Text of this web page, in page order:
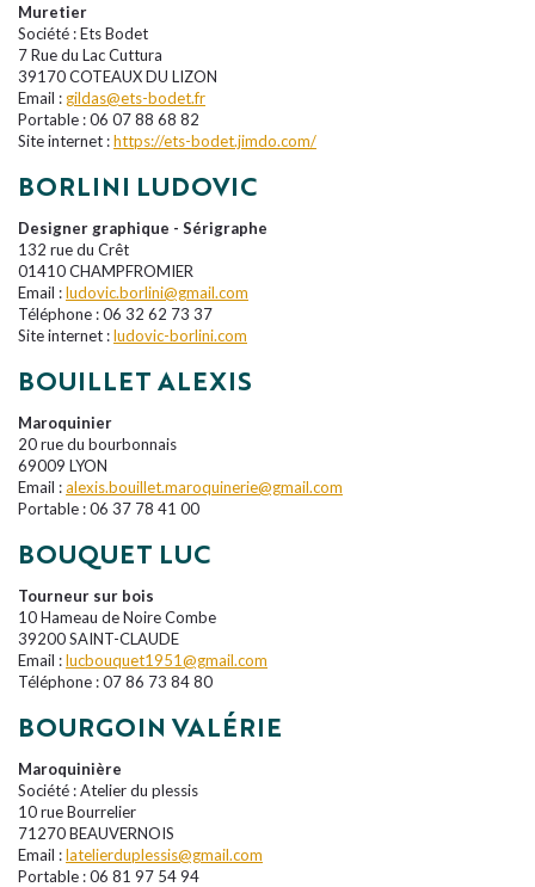
Muretier
Société : Ets Bodet
7 Rue du Lac Cuttura
39170 COTEAUX DU LIZON
Email : gildas@ets-bodet.fr
Portable : 06 07 88 68 82
Site internet :https://ets-bodet.jimdo.com/
BORLINI LUDOVIC
Designer graphique - Sérigraphe
132 rue du Crêt
01410 CHAMPFROMIER
Email :ludovic.borlini@gmail.com
Téléphone : 06 32 62 73 37
Site internet :ludovic-borlini.com
BOUILLET ALEXIS
Maroquinier
20 rue du bourbonnais
69009 LYON
Email :alexis.bouillet.maroquinerie@gmail.com
Portable : 06 37 78 41 00
BOUQUET LUC
Tourneur sur bois
10 Hameau de Noire Combe
39200 SAINT-CLAUDE
Email :lucbouquet1951@gmail.com
Téléphone : 07 86 73 84 80
BOURGOIN VALÉRIE
Maroquinière
Société : Atelier du plessis
10 rue Bourrelier
71270 BEAUVERNOIS
Email :latelierduplessis@gmail.com
Portable : 06 81 97 54 94